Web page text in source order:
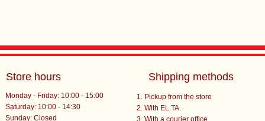
Store hours
Monday - Friday: 10:00 - 15:00
Saturday: 10:00 - 14:30
​Sunday: Closed
Shipping methods
Pickup from the store
With EL.TA.
With a courier office